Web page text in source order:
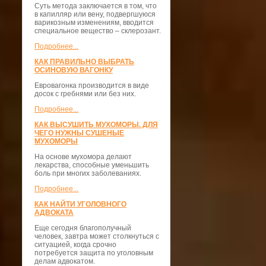
Суть метода заключается в том, что
в капилляр или вену, подвергшуюся
варикозным изменениям, вводится
специальное вещество – склерозант.
Подробнее...
КАК ПРАВИЛЬНО ВЫБРАТЬ
ОСИНОВУЮ ВАГОНКУ
Евровагонка производится в виде
досок с гребнями или без них.
Подробнее...
КАК ВЫСУШИТЬ МУХОМОРЫ. ДЛЯ
ЧЕГО НУЖНЫ СУШЕНЫЕ
МУХОМОРЫ
На основе мухомора делают
лекарства, способные уменьшить
боль при многих заболеваниях.
Подробнее...
КАК НАЙТИ УГОЛОВНОГО
АДВОКАТА
Еще сегодня благополучный
человек, завтра может столкнуться с
ситуацией, когда срочно
потребуется защита по уголовным
делам адвокатом.